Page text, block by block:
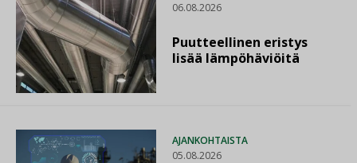
06.08.2026
Puutteellinen eristys
lisää lämpöhäviöitä
AJANKOHTAISTA
05.08.2026